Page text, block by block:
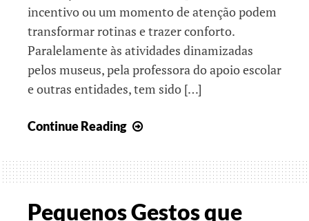
incentivo ou um momento de atenção podem
transformar rotinas e trazer conforto.
Paralelamente às atividades dinamizadas
pelos museus, pela professora do apoio escolar
e outras entidades, tem sido […]
Continue Reading
que
marcam
Pequenos Gestos que